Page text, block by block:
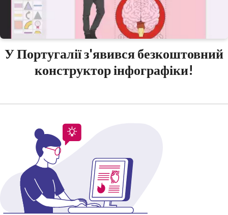
У Португалії з'явився безкоштовний
конструктор інфографіки!